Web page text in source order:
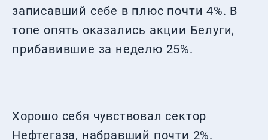
записавший себе в плюс почти 4%. В
топе опять оказались акции Белуги,
прибавившие за неделю 25%.
Хорошо себя чувствовал сектор
Нефтегаза, набравший почти 2%.